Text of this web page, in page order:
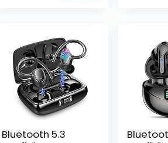
Bluetooth 5.3